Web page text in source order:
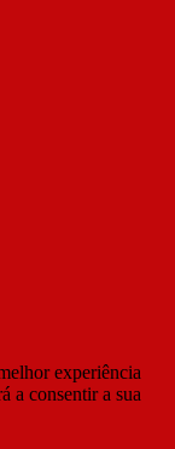
experiência
a consentir a sua